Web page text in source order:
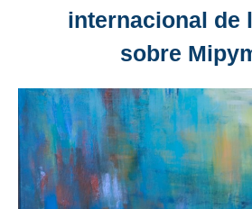
internacional de
sobre